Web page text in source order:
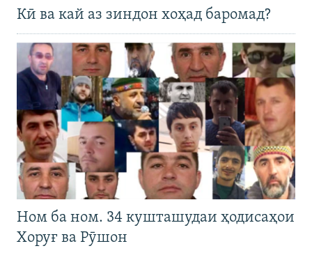
Кӣ ва кай аз зиндон хоҳад баромад?
Ном ба ном. 34 кушташудаи ҳодисаҳои
Хоруғ ва Рӯшон